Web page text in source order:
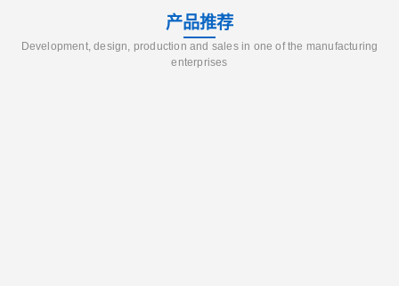
产品推荐
Development, design, production and sales in one of the manufacturing
enterprises